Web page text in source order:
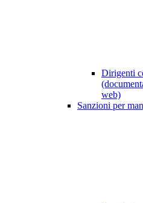
Dirigenti
web)
Sanzioni per